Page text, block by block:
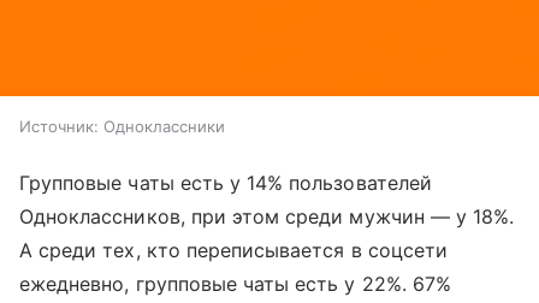
Источник: Одноклассники
Групповые чаты есть у 14% пользователей
Одноклассников, при этом среди мужчин — у 18%.
А среди тех, кто переписывается в соцсети
ежедневно, групповые чаты есть у 22%. 67%